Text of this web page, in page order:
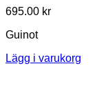
695.00 kr
Guinot
Lägg i varukorg